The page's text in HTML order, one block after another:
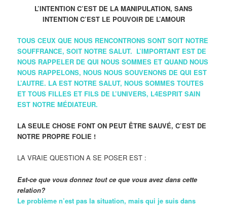
L’INTENTION C’EST DE LA MANIPULATION, SANS
INTENTION C’EST LE POUVOIR DE L’AMOUR
TOUS CEUX QUE NOUS RENCONTRONS SONT SOIT NOTRE
SOUFFRANCE, SOIT NOTRE SALUT. L’IMPORTANT EST DE
NOUS RAPPELER DE QUI NOUS SOMMES ET QUAND NOUS
NOUS RAPPELONS, NOUS NOUS SOUVENONS DE QUI EST
L’AUTRE. LA EST NOTRE SALUT, NOUS SOMMES TOUTES
ET TOUS FILLES ET FILS DE L’UNIVERS, L4ESPRIT SAIN
EST NOTRE MÉDIATEUR.
LA SEULE CHOSE FONT ON PEUT ÊTRE SAUVÉ, C’EST DE
NOTRE PROPRE FOLIE !
LA VRAIE QUESTION A SE POSER EST :
Est-ce que vous donnez tout ce que vous avez dans cette
relation?
Le problème n’est pas la situation, mais qui je suis dans